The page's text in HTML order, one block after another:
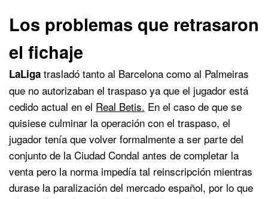
Los problemas que retrasaron
el fichaje
LaLiga trasladó tanto al Barcelona como al Palmeiras
que no autorizaban el traspaso ya que el jugador está
cedido actual en el Real Betis. En el caso de que se
quisiese culminar la operación con el traspaso, el
jugador tenía que volver formalmente a ser parte del
conjunto de la Ciudad Condal antes de completar la
venta pero la norma impedía tal reinscripción mientras
durase la paralización del mercado español, por lo que